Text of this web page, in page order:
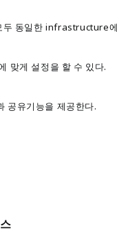
동일한 infrastructure
맞게 설정을 할 수 있다.
공유기능을 제공한다.